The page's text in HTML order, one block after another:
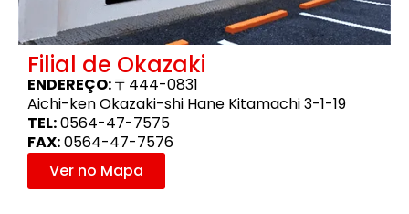
Filial de Okazaki
ENDEREÇO:〒444-0831
Aichi-ken Okazaki-shi Hane Kitamachi 3-1-19
TEL:0564-47-7575
FAX:0564-47-7576
Ver no Mapa